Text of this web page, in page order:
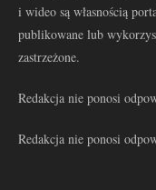
i wideo są własnością
publikowane lub
zastrzeżone.
Redakcja nie ponosi
Redakcja nie ponosi